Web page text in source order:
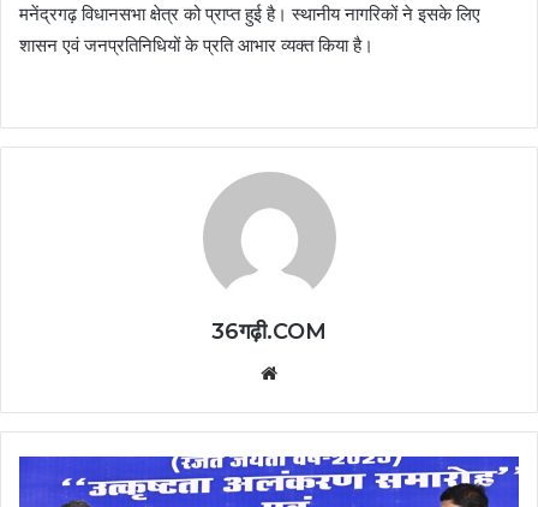
मनेंद्रगढ़ विधानसभा क्षेत्र को प्राप्त हुई है। स्थानीय नागरिकों ने इसके लिए
शासन एवं जनप्रतिनिधियों के प्रति आभार व्यक्त किया है।
36गढ़ी.COM